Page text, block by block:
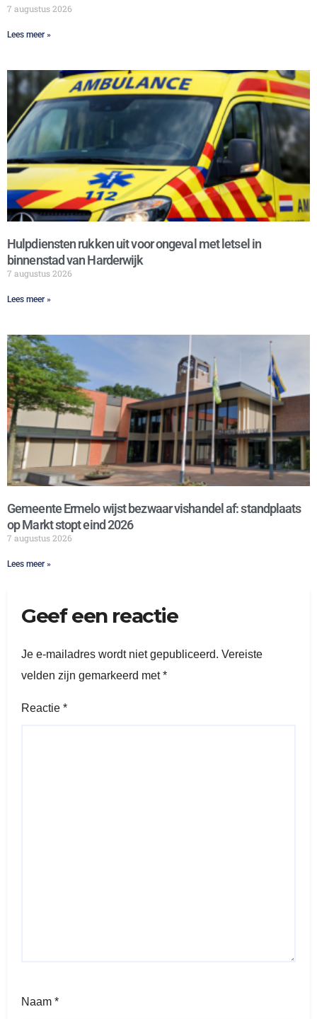
7 augustus 2026
Lees meer »
Hulpdiensten rukken uit voor ongeval met letsel in
binnenstad van Harderwijk
7 augustus 2026
Lees meer »
Gemeente Ermelo wijst bezwaar vishandel af: standplaats
op Markt stopt eind 2026
7 augustus 2026
Lees meer »
Geef een reactie
Je e-mailadres wordt niet gepubliceerd. Vereiste
velden zijn gemarkeerd met*
Reactie *
Naam *